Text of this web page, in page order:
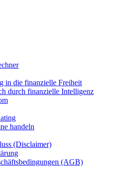
in die finanzielle Freiheit
durch finanzielle Intelligenz
handeln
(Disclaimer)
(AGB)